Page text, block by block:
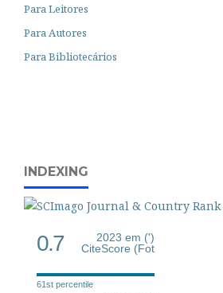
Para Leitores
Para Autores
Para Bibliotecários
INDEXING
0.7
2023 em (')
CiteScore (Fot
61st percentile